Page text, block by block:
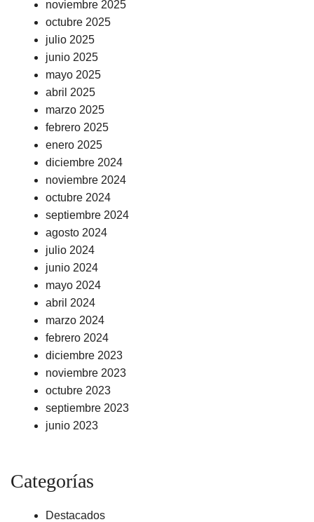
noviembre 2025
octubre 2025
julio 2025
junio 2025
mayo 2025
abril 2025
marzo 2025
febrero 2025
enero 2025
diciembre 2024
noviembre 2024
octubre 2024
septiembre 2024
agosto 2024
julio 2024
junio 2024
mayo 2024
abril 2024
marzo 2024
febrero 2024
diciembre 2023
noviembre 2023
octubre 2023
septiembre 2023
junio 2023
Categorías
Destacados